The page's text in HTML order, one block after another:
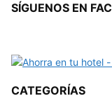
SÍGUENOS EN
CATEGORÍAS